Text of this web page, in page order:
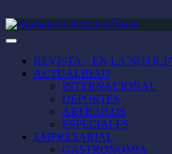
REVISTA – EN LA
ACTUALIDAD
INTERNACIONAL
DEPORTES
ARTÍCULOS
ESPECIALES
EMPRESARIAL
GASTRONOMÍA